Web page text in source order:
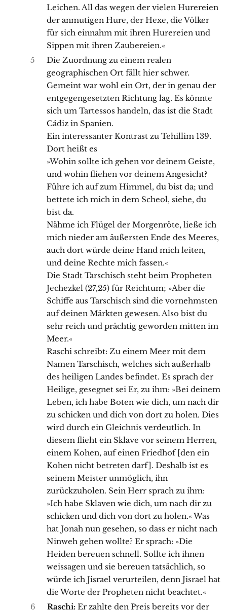
Leichen. All das wegen der vielen Hurereien
der anmutigen Hure, der Hexe, die Völker
für sich einnahm mit ihren Hurereien und
Sippen mit ihren Zaubereien.«
5
Die Zuordnung zu einem realen
geographischen Ort fällt hier schwer.
Gemeint war wohl ein Ort, der in genau der
entgegengesetzten Richtung lag. Es könnte
sich um Tartessos handeln, das ist die Stadt
Cádiz in Spanien.
Ein interessanter Kontrast zu Tehillim 139.
Dort heißt es
»Wohin sollte ich gehen vor deinem Geiste,
und wohin fliehen vor deinem Angesicht?
Führe ich auf zum Himmel, du bist da; und
bettete ich mich in dem Scheol, siehe, du
bist da.
Nähme ich Flügel der Morgenröte, ließe ich
mich nieder am äußersten Ende des Meeres,
auch dort würde deine Hand mich leiten,
und deine Rechte mich fassen.«
Die Stadt Tarschisch steht beim Propheten
Jechezkel (27,25) für Reichtum; »Aber die
Schiffe aus Tarschisch sind die vornehmsten
auf deinen Märkten gewesen. Also bist du
sehr reich und prächtig geworden mitten im
Meer.«
Raschi schreibt: Zu einem Meer mit dem
Namen Tarschisch, welches sich außerhalb
des heiligen Landes befindet. Es sprach der
Heilige, gesegnet sei Er, zu ihm: »Bei deinem
Leben, ich habe Boten wie dich, um nach dir
zu schicken und dich von dort zu holen. Dies
wird durch ein Gleichnis verdeutlich. In
diesem flieht ein Sklave vor seinem Herren,
einem Kohen, auf einen Friedhof [den ein
Kohen nicht betreten darf]. Deshalb ist es
seinem Meister unmöglich, ihn
zurückzuholen. Sein Herr sprach zu ihm:
»Ich habe Sklaven wie dich, um nach dir zu
schicken und dich von dort zu holen.« Was
hat Jonah nun gesehen, so dass er nicht nach
Ninweh gehen wollte? Er sprach: »Die
Heiden bereuen schnell. Sollte ich ihnen
weissagen und sie bereuen tatsächlich, so
würde ich Jisrael verurteilen, denn Jisrael hat
die Worte der Propheten nicht beachtet.«
6
Raschi:Er zahlte den Preis bereits vor der